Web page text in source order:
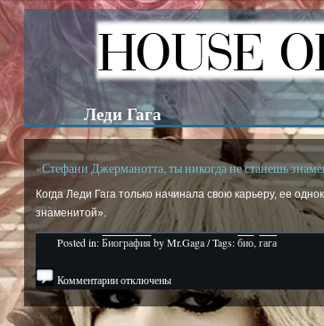
Леди Гага
«Стефани Джерманотта, ты никогда не станешь
Когда Леди Гага только начинала свою карьеру, ее
знаменитой».
Posted in:Биография by Mr.Gaga / Tags:био,гага
Комментарии отключены